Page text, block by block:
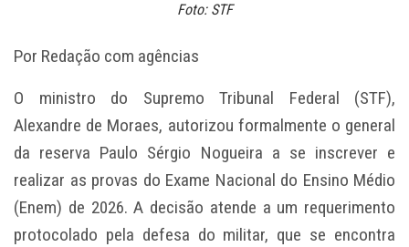
Foto: STF
Por Redação com agências
O ministro do Supremo Tribunal Federal (STF),
Alexandre de Moraes, autorizou formalmente o general
da reserva Paulo Sérgio Nogueira a se inscrever e
realizar as provas do Exame Nacional do Ensino Médio
(Enem) de 2026. A decisão atende a um requerimento
protocolado pela defesa do militar, que se encontra